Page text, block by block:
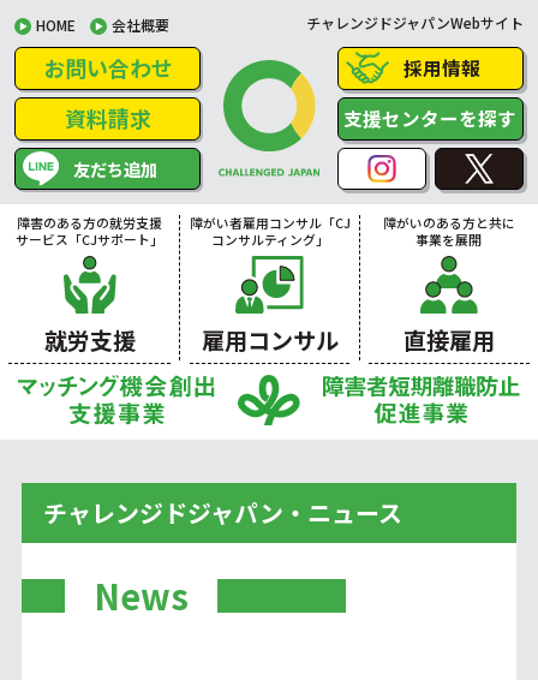
HOME 会社概要 チャレンジドジャパンWebサイト
お問い合わせ
資料請求
友だち追加
採用情報
支援センターを探す
障害のある方の就労支援
サービス「CJサポート」
就労支援
障がい者雇用コンサル「CJ
コンサルティング」
雇用コンサル
障がいのある方と共に
事業を展開
直接雇用
チャレンジドジャパン・ニュース
News